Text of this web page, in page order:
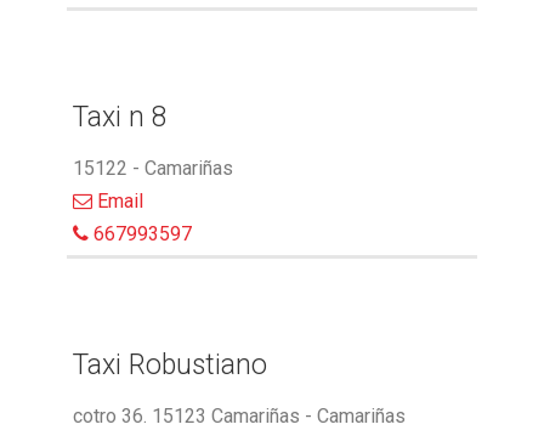
Taxi n 8
15122 - Camariñas
Email
667993597
Taxi Robustiano
cotro 36. 15123 Camariñas - Camariñas